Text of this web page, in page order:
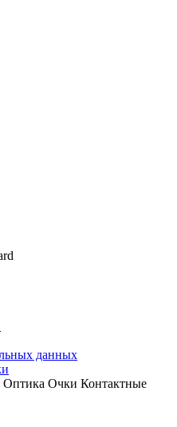
данных
Оптика Очки Контактные